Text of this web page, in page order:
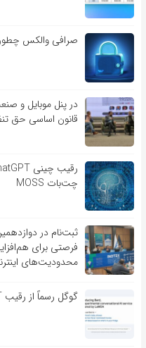
صرافی والکس چطور
قانون اساسی حق
چت‌بات MOSS
ثبت‌نام در
فرصتی برای
محدودیت‌های
گوگل رسماً از رقیب ChatGPT رونمایی کرد: Bard از راه رسید